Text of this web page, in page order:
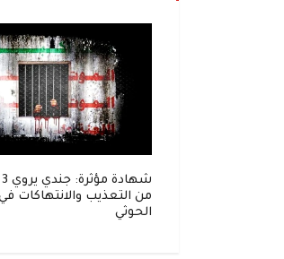
من التعذيب والانتهاكات
الحوثي